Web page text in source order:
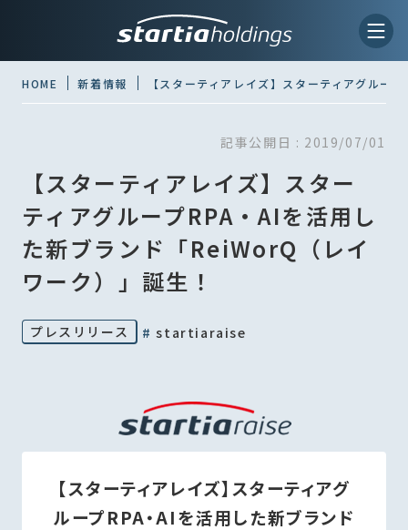
HOME 新着情報 【スターティアレイズ】スターティアグル
記事公開日 : 2019/07/01
【スターティアレイズ】スター
ティアグループRPA・AIを活用し
た新ブランド「ReiWorQ（レイ
ワーク）」誕生！
プレスリリース # startiaraise
【スターティアレイズ】スターティアグ
ループRPA・AIを活用した新ブランド